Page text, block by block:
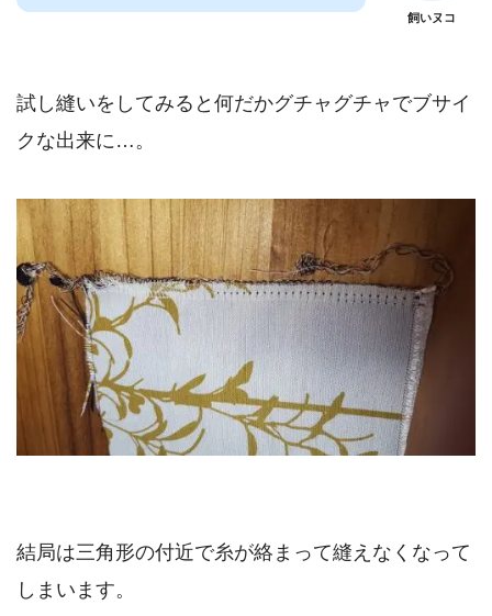
飼いヌコ
試し縫いをしてみると何だかグチャグチャでブサイ
クな出来に…。
結局は三角形の付近で糸が絡まって縫えなくなって
しまいます。